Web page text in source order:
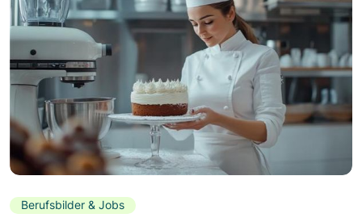
Berufsbilder & Jobs